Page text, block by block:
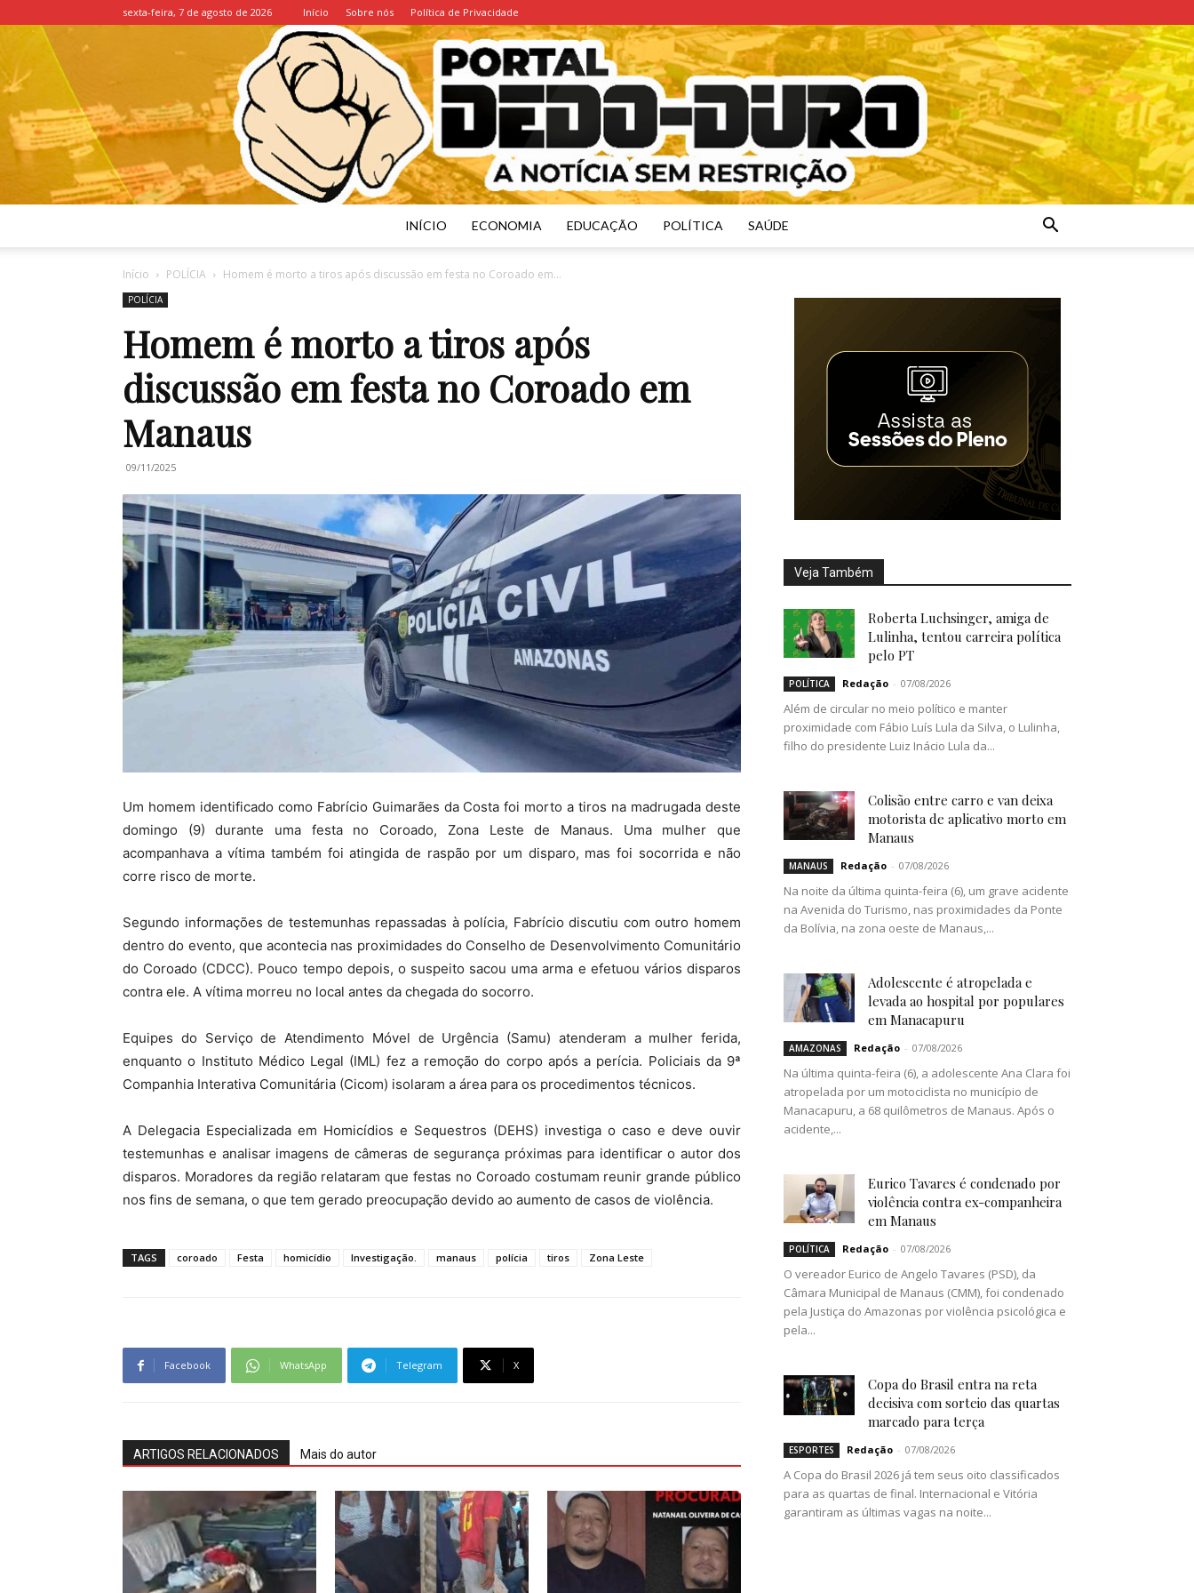
sexta-feira, 7 de agosto de 2026 Início Sobre nós Política de Privacidade
Dedo
Duro
INÍCIO ECONOMIA EDUCAÇÃO POLÍTICA SAÚDE
Início POLÍCIA Homem é morto a tiros após discussão em festa no Coroado em...
POLÍCIA
Homem é morto a tiros após
discussão em festa no Coroado em
Manaus
09/11/2025
Um homem identificado como Fabrício Guimarães da Costa foi morto a tiros na madrugada deste
domingo (9) durante uma festa no Coroado, Zona Leste de Manaus. Uma mulher que
acompanhava a vítima também foi atingida de raspão por um disparo, mas foi socorrida e não
corre risco de morte.
Segundo informações de testemunhas repassadas à polícia, Fabrício discutiu com outro homem
dentro do evento, que acontecia nas proximidades do Conselho de Desenvolvimento Comunitário
do Coroado (CDCC). Pouco tempo depois, o suspeito sacou uma arma e efetuou vários disparos
contra ele. A vítima morreu no local antes da chegada do socorro.
Equipes do Serviço de Atendimento Móvel de Urgência (Samu) atenderam a mulher ferida,
enquanto o Instituto Médico Legal (IML) fez a remoção do corpo após a perícia. Policiais da 9ª
Companhia Interativa Comunitária (Cicom) isolaram a área para os procedimentos técnicos.
A Delegacia Especializada em Homicídios e Sequestros (DEHS) investiga o caso e deve ouvir
testemunhas e analisar imagens de câmeras de segurança próximas para identificar o autor dos
disparos. Moradores da região relataram que festas no Coroado costumam reunir grande público
nos fins de semana, o que tem gerado preocupação devido ao aumento de casos de violência.
TAGS coroado Festa homicídio Investigação. manaus polícia tiros Zona Leste
Facebook WhatsApp Telegram X
ARTIGOS RELACIONADOS Mais do autor
Veja Também
Roberta Luchsinger, amiga de
Lulinha, tentou carreira política
pelo PT
POLÍTICA Redação - 07/08/2026
Além de circular no meio político e manter
proximidade com Fábio Luís Lula da Silva, o Lulinha,
filho do presidente Luiz Inácio Lula da...
Colisão entre carro e van deixa
motorista de aplicativo morto em
Manaus
MANAUS Redação - 07/08/2026
Na noite da última quinta-feira (6), um grave acidente
na Avenida do Turismo, nas proximidades da Ponte
da Bolívia, na zona oeste de Manaus,...
Adolescente é atropelada e
levada ao hospital por populares
em Manacapuru
AMAZONAS Redação - 07/08/2026
Na última quinta-feira (6), a adolescente Ana Clara foi
atropelada por um motociclista no município de
Manacapuru, a 68 quilômetros de Manaus. Após o
acidente,...
Eurico Tavares é condenado por
violência contra ex-companheira
em Manaus
POLÍTICA Redação - 07/08/2026
O vereador Eurico de Angelo Tavares (PSD), da
Câmara Municipal de Manaus (CMM), foi condenado
pela Justiça do Amazonas por violência psicológica e
pela...
Copa do Brasil entra na reta
decisiva com sorteio das quartas
marcado para terça
ESPORTES Redação - 07/08/2026
A Copa do Brasil 2026 já tem seus oito classificados
para as quartas de final. Internacional e Vitória
garantiram as últimas vagas na noite...